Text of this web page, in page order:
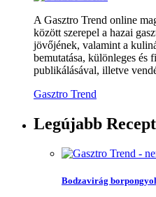
A Gasztro Trend online
között szerepel a hazai
jövőjének, valamint a
bemutatása, különleges és
publikálásával, illetve
Gasztro Trend
Legújabb
Bodzavirág